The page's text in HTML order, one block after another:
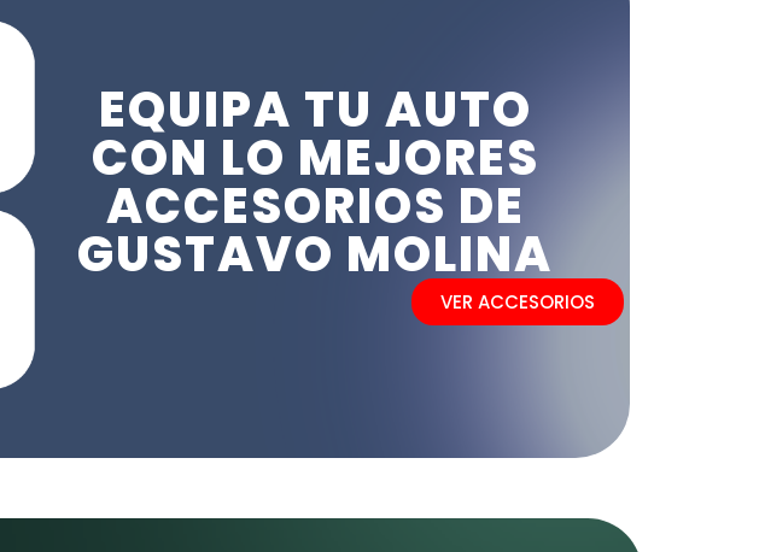
EQUIPA TU AUTO
CON LO MEJORES
ACCESORIOS DE
GUSTAVO MOLINA
VER ACCESORIOS